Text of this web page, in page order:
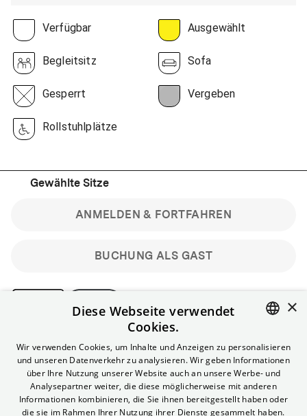
Verfügbar Ausgewählt
Begleitsitz Sofa
Gesperrt Vergeben
Rollstuhlplätze
Gewählte Sitze
BUCHUNG ALS GAST
ANMELDEN & FORTFAHREN
Bitte beachte: Gastbuchungen sind nicht stornierbar.
Registriere dich kostenlos für bis zu 90 min vor Filmbeginn
stornierbare Tickets für reguläre Vorstellungen.
Unlimited-Mitglied? Melde dich an, um deine Benefits
nutzen zu können.
ENGLISH
×
Diese Webseite verwendet
Cookies.
Wir verwenden Cookies, um Inhalte und Anzeigen zu personalisieren
und unseren Datenverkehr zu analysieren. Wir geben Informationen
über Ihre Nutzung unserer Website auch an unsere Werbe- und
Analysepartner weiter, die diese möglicherweise mit anderen
Informationen kombinieren, die Sie ihnen bereitgestellt haben oder
die sie im Rahmen Ihrer Nutzung ihrer Dienste gesammelt haben.